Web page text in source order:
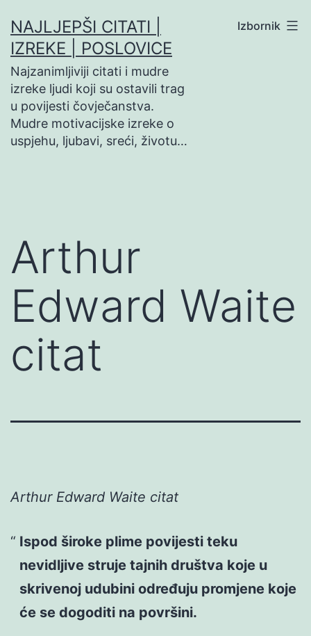
na
sadržaj
NAJLJEPŠI CITATI |
IZREKE | POSLOVICE
Najzanimljiviji citati i mudre
izreke ljudi koji su ostavili trag
u povijesti čovječanstva.
Mudre motivacijske izreke o
uspjehu, ljubavi, sreći, životu…
Izbornik
Arthur
Edward Waite
citat
Arthur Edward Waite citat
Ispod široke plime povijesti teku
nevidljive struje tajnih društva koje u
skrivenoj udubini određuju promjene koje
će se dogoditi na površini.